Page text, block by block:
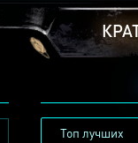
Топ лучших